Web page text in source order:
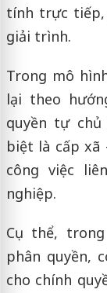
tính trực tiếp,
giải trình.
Trong mô
lại theo
quyền tự chủ
biệt là cấp
công việc
nghiệp.
Cụ thể,
phân quyền,
cho chính